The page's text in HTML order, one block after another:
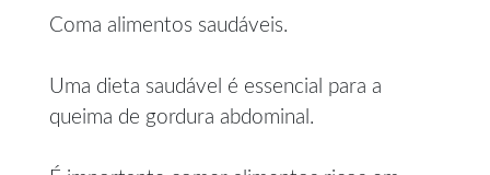
Coma alimentos saudáveis.
Uma dieta saudável é essencial para a
queima de gordura abdominal.